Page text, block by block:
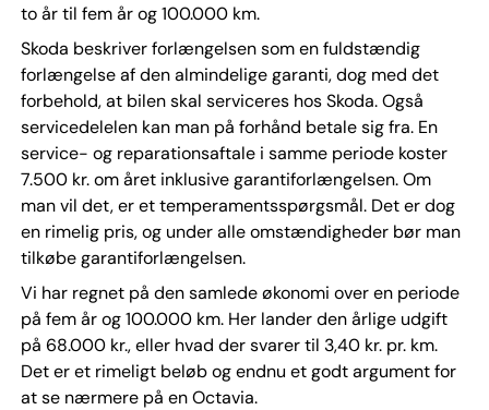
to år til fem år og 100.000 km.
Skoda beskriver forlængelsen som en fuldstændig
forlængelse af den almindelige garanti, dog med det
forbehold, at bilen skal serviceres hos Skoda. Også
servicedelelen kan man på forhånd betale sig fra. En
service- og reparationsaftale i samme periode koster
7.500 kr. om året inklusive garantiforlængelsen. Om
man vil det, er et temperamentsspørgsmål. Det er dog
en rimelig pris, og under alle omstændigheder bør man
tilkøbe garantiforlængelsen.
Vi har regnet på den samlede økonomi over en periode
på fem år og 100.000 km. Her lander den årlige udgift
på 68.000 kr., eller hvad der svarer til 3,40 kr. pr. km.
Det er et rimeligt beløb og endnu et godt argument for
at se nærmere på en Octavia.